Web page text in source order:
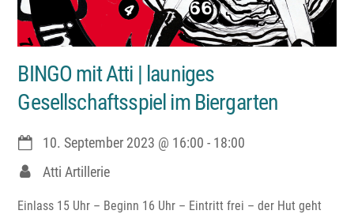
BINGO mit Atti | launiges
Gesellschaftsspiel im Biergarten
10. September 2023 @ 16:00 - 18:00
Atti Artillerie
Einlass 15 Uhr – Beginn 16 Uhr – Eintritt frei – der Hut geht